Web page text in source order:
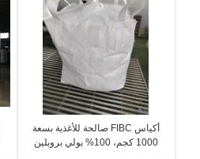
أكياس FIBC صالحة للأغذية بسعة
1000 كجم، 100% بولي بروبلين